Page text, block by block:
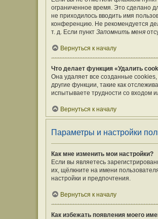
ограниченное время. Это сделано
не приходилось вводить имя
конференцию. Не рекомендуется
т. д. Если пункт Запомнить меня
Вернуться к началу
Что делает функция «Удалить
Она удаляет все созданные
другие функции, такие как
испытываете трудности со входом
Вернуться к началу
Параметры и настройки
Как мне изменить мои настройки?
Если вы являетесь
их, щёлкните на имени
настройки и предпочтения.
Вернуться к началу
Как избежать появления моего